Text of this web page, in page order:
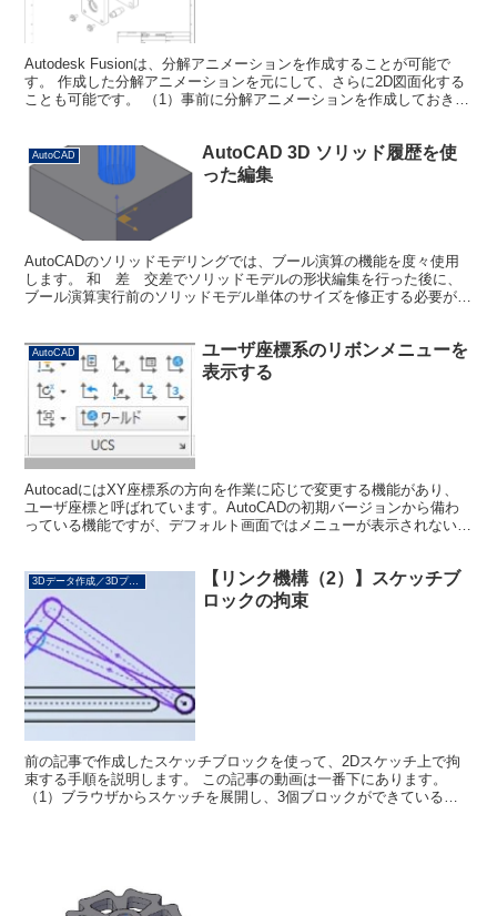
Autodesk Fusionは、分解アニメーションを作成することが可能で
す。 作成した分解アニメーションを元にして、さらに2D図面化する
ことも可能です。 （1）事前に分解アニメーションを作成しておきま
AutoCAD
AutoCAD 3D ソリッド履歴を使
った編集
AutoCADのソリッドモデリングでは、ブール演算の機能を度々使用
します。 和 差 交差でソリッドモデルの形状編集を行った後に、
ブール演算実行前のソリッドモデル単体のサイズを修正する必要があ
AutoCAD
ユーザ座標系のリボンメニューを
表示する
AutocadにはXY座標系の方向を作業に応じで変更する機能があり、
ユーザ座標と呼ばれています。AutoCADの初期バージョンから備わ
っている機能ですが、デフォルト画面ではメニューが表示されない
3Dデータ作成／3Dプリント
【リンク機構（2）】スケッチブ
ロックの拘束
前の記事で作成したスケッチブロックを使って、2Dスケッチ上で拘
束する手順を説明します。 この記事の動画は一番下にあります。
（1）ブラウザからスケッチを展開し、3個ブロックができているこ